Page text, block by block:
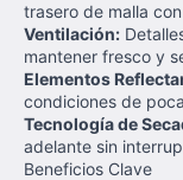
trasero de malla
Ventilación:
mantener fresco y
Elementos
condiciones de
Tecnología de
adelante sin
Beneficios Clave